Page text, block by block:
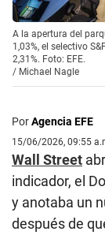
A la apertura del
1,03%, el selectivo
2,31%. Foto: EFE.
/ Michael Nagle
PorAgencia EFE
15/06/2026, 09:55
Wall Street
indicador, el
y anotaba un
después de